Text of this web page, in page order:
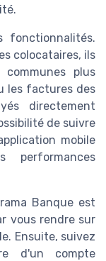
fonctionnalités.
colocataires, ils
plus
les factures des
directement
de suivre
mobile
performances
Banque est
vous rendre sur
Ensuite, suivez
d'un compte